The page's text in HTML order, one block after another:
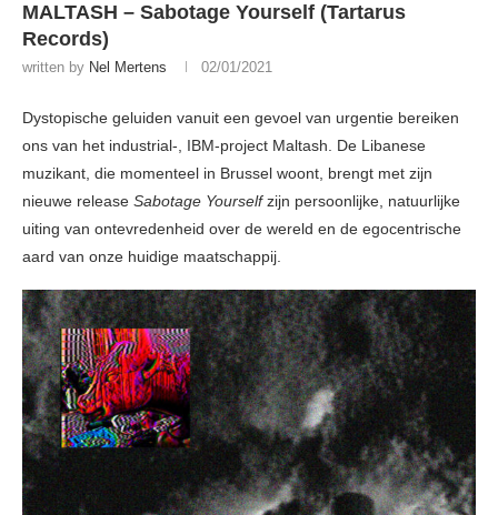
MALTASH – Sabotage Yourself (Tartarus
Records)
written by Nel Mertens 02/01/2021
Dystopische geluiden vanuit een gevoel van urgentie bereiken
ons van het industrial-, IBM-project Maltash. De Libanese
muzikant, die momenteel in Brussel woont, brengt met zijn
nieuwe release Sabotage Yourselfzijn persoonlijke, natuurlijke
uiting van ontevredenheid over de wereld en de egocentrische
aard van onze huidige maatschappij.